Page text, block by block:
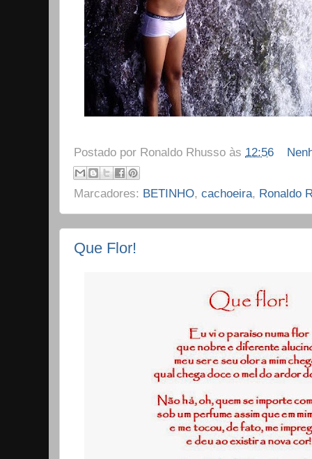
Postado por Ronaldo Rhusso às 12:56
Marcadores: BETINHO, cachoeira, Ronaldo
Que Flor!